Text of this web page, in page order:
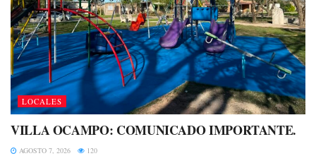
LOCALES
VILLA OCAMPO: COMUNICADO IMPORTANTE.
AGOSTO 7, 2026 120